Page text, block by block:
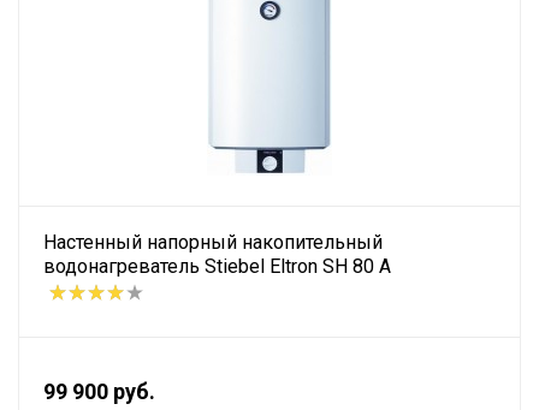
Настенный напорный накопительный
водонагреватель Stiebel Eltron SH 80 A
99 900 руб.